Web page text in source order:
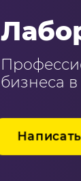
бизнеса